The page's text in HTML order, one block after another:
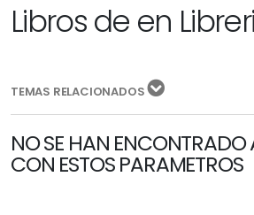
Libros de en
TEMAS RELACIONADOS
NO SE HAN ENCONTRADO
CON ESTOS PARAMETROS